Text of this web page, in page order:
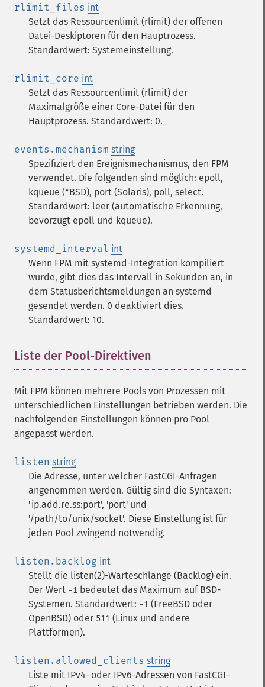
rlimit_files int
Setzt das Ressourcenlimit (rlimit) der offenen
Datei-Deskiptoren für den Hauptrozess.
Standardwert: Systemeinstellung.
rlimit_core int
Setzt das Ressourcenlimit (rlimit) der
Maximalgröße einer Core-Datei für den
Hauptprozess. Standardwert: 0.
events.mechanism string
Spezifiziert den Ereignismechanismus, den FPM
verwendet. Die folgenden sind möglich: epoll,
kqueue (*BSD), port (Solaris), poll, select.
Standardwert: leer (automatische Erkennung,
bevorzugt epoll und kqueue).
systemd_interval int
Wenn FPM mit systemd-Integration kompiliert
wurde, gibt dies das Intervall in Sekunden an, in
dem Statusberichtsmeldungen an systemd
gesendet werden. 0 deaktiviert dies.
Standardwert: 10.
Liste der Pool-Direktiven
Mit FPM können mehrere Pools von Prozessen mit
unterschiedlichen Einstellungen betrieben werden. Die
nachfolgenden Einstellungen können pro Pool
angepasst werden.
listen string
Die Adresse, unter welcher FastCGI-Anfragen
angenommen werden. Gültig sind die Syntaxen:
'ip.add.re.ss:port', 'port' und
'/path/to/unix/socket'. Diese Einstellung ist für
jeden Pool zwingend notwendig.
listen.backlog int
Stellt die listen(2)-Warteschlange (Backlog) ein.
Der Wert -1 bedeutet das Maximum auf BSD-
Systemen. Standardwert: -1 (FreeBSD oder
OpenBSD) oder 511 (Linux und andere
Plattformen).
listen.allowed_clients string
Liste mit IPv4- oder IPv6-Adressen von FastCGI-